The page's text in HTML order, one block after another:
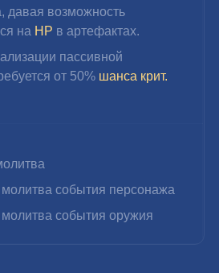
давая возможность
на HP в артефактах.
пассивной
от 50% шанса крит.
события персонажа
события оружия